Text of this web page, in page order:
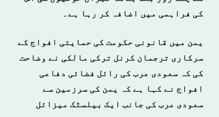
کی فراہمی میں اضافہ کر رہا ہے۔
یمن میں قانونی حکومت کی حمایتی افواج کے
سرکاری ترجمان کرنل ترکی مالکی نے وضاحت
کی کہ سعودی عرب کی رائل فضائی دفاعی
افواج نے کہا ہے کہ یمن کی سرزمین سے
سعودی عرب کی جانب ایک بیلسٹک میزائل